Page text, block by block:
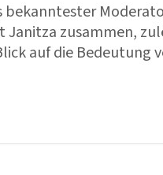
bekanntester
zusammen,
auf die Bedeutung